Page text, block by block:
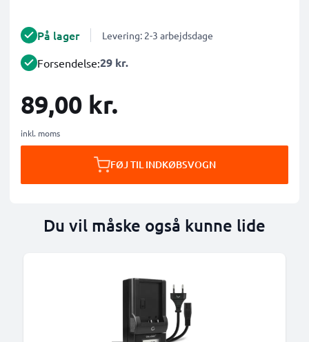
På lager Levering: 2-3 arbejdsdage
Forsendelse:29 kr.
89,00 kr.
inkl. moms
FØJ TIL INDKØBSVOGN
Du vil måske også kunne lide